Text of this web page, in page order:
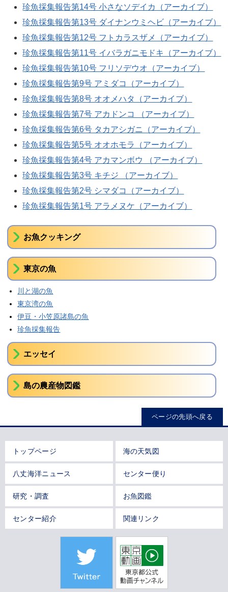
珍魚採集報告第14号 小さなソデイカ（アーカイブ）
珍魚採集報告第13号 ダイナンウミヘビ（アーカイブ）
珍魚採集報告第12号 フトカラスザメ（アーカイブ）
珍魚採集報告第11号 イバラガニモドキ（アーカイブ）
珍魚採集報告第10号 フリソデウオ（アーカイブ）
珍魚採集報告第9号 アミダコ（アーカイブ）
珍魚採集報告第8号 オオメハタ（アーカイブ）
珍魚採集報告第7号 アカドンコ （アーカイブ）
珍魚採集報告第6号 タカアシガニ（アーカイブ）
珍魚採集報告第5号 オオホモラ（アーカイブ）
珍魚採集報告第4号 アカマンボウ （アーカイブ）
珍魚採集報告第3号 キチジ （アーカイブ）
珍魚採集報告第2号 シマダコ（アーカイブ）
珍魚採集報告第1号 アラメヌケ（アーカイブ）
お魚クッキング
東京の魚
川と湖の魚
東京湾の魚
伊豆・小笠原諸島の魚
珍魚採集報告
エッセイ
島の農産物図鑑
ページの先頭へ戻る
トップページ 海の天気図
八丈海洋ニュース センター便り
研究・調査 お魚図鑑
センター紹介 関連リンク